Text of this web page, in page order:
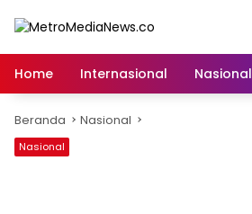
Home
Internasional Nasional
Beranda Nasional
Nasional